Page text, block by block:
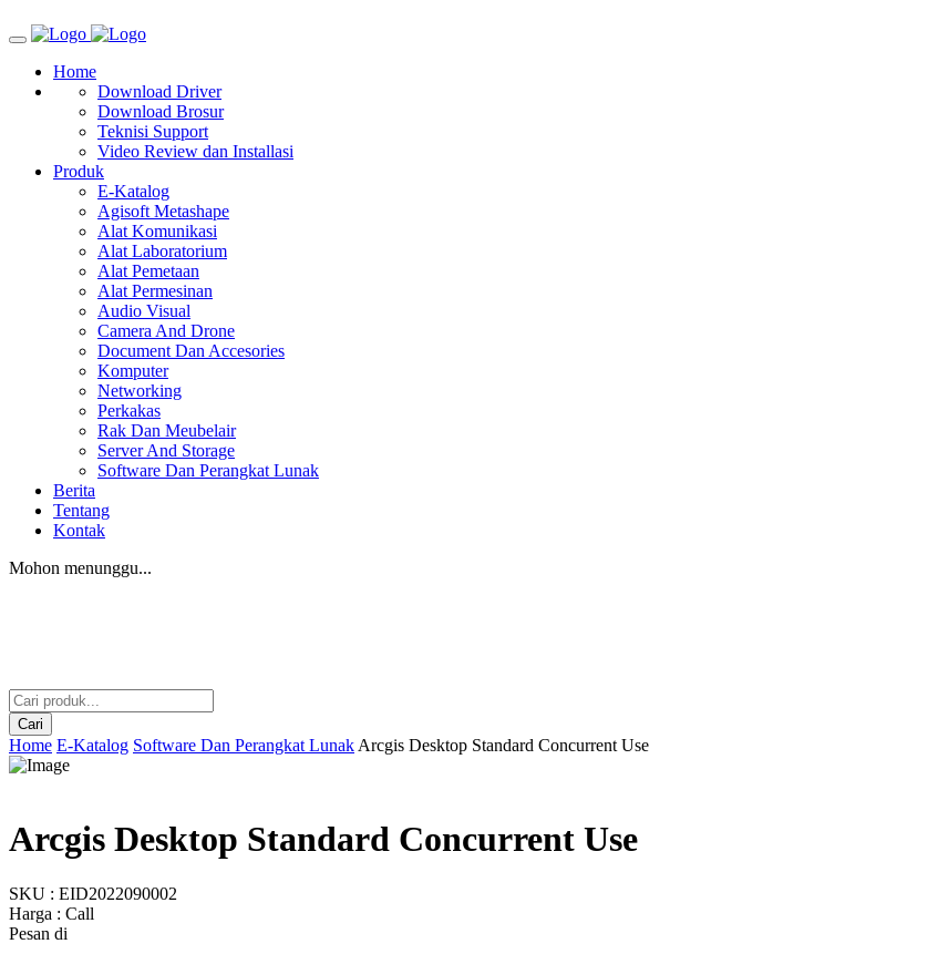
Home
Download Driver
Download Brosur
Teknisi Support
Video Review dan Installasi
Produk
E-Katalog
Agisoft Metashape
Alat Komunikasi
Alat Laboratorium
Alat Pemetaan
Alat Permesinan
Audio Visual
Camera And Drone
Document Dan Accesories
Komputer
Networking
Perkakas
Rak Dan Meubelair
Server And Storage
Software Dan Perangkat Lunak
Berita
Tentang
Kontak
Mohon menunggu...
Cari
Home E-Katalog Software Dan Perangkat Lunak Arcgis Desktop Standard Concurrent Use
Arcgis Desktop Standard Concurrent Use
SKU : EID2022090002
Harga : Call
Pesan di